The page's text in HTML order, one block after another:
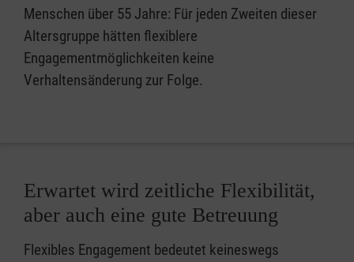
Menschen über 55 Jahre: Für jeden Zweiten dieser
Altersgruppe hätten flexiblere
Engagementmöglichkeiten keine
Verhaltensänderung zur Folge.
Erwartet wird zeitliche Flexibilität,
aber auch eine gute Betreuung
Flexibles Engagement bedeutet keineswegs